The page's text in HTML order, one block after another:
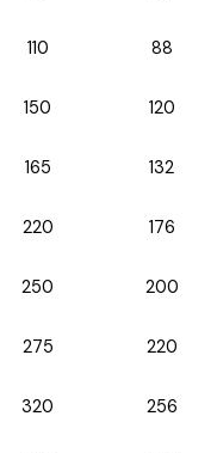
110 88
150 120
165 132
220 176
250 200
275 220
320 256